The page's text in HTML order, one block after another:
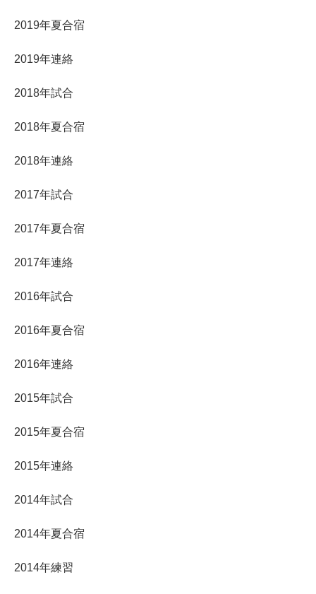
2019年夏合宿
2019年連絡
2018年試合
2018年夏合宿
2018年連絡
2017年試合
2017年夏合宿
2017年連絡
2016年試合
2016年夏合宿
2016年連絡
2015年試合
2015年夏合宿
2015年連絡
2014年試合
2014年夏合宿
2014年練習